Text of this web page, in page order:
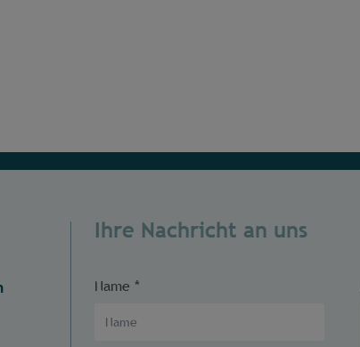
Ihre Nachricht an uns
Name *